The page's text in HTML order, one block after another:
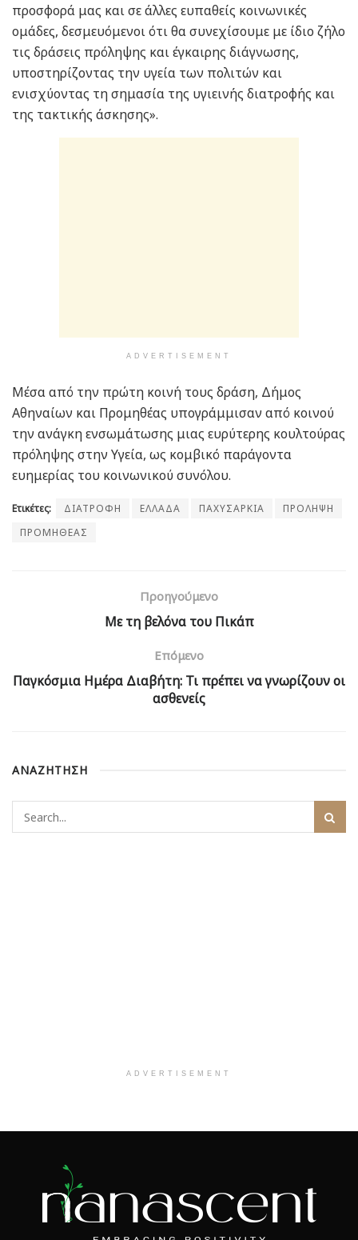
προσφορά μας και σε άλλες ευπαθείς κοινωνικές
ομάδες, δεσμευόμενοι ότι θα συνεχίσουμε με ίδιο ζήλο
τις δράσεις πρόληψης και έγκαιρης διάγνωσης,
υποστηρίζοντας την υγεία των πολιτών και
ενισχύοντας τη σημασία της υγιεινής διατροφής και
της τακτικής άσκησης».
ADVERTISEMENT
Μέσα από την πρώτη κοινή τους δράση, Δήμος
Αθηναίων και Προμηθέας υπογράμμισαν από κοινού
την ανάγκη ενσωμάτωσης μιας ευρύτερης κουλτούρας
πρόληψης στην Υγεία, ως κομβικό παράγοντα
ευημερίας του κοινωνικού συνόλου.
Ετικέτες: ΔΙΑΤΡΟΦΗ ΕΛΛΑΔΑ ΠΑΧΥΣΑΡΚΙΑ
ΠΡΟΛΗΨΗ
ΠΡΟΜΗΘΕΑΣ
Προηγούμενο
Με τη βελόνα του Πικάπ
Επόμενο
Παγκόσμια Ημέρα Διαβήτη: Τι πρέπει να γνωρίζουν οι
ασθενείς
ΑΝΑΖΗΤΗΣΗ
ADVERTISEMENT